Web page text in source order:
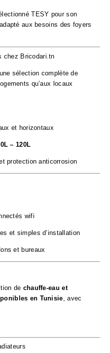
TESY pour son
aux besoins des foyers
chez Bricodari.tn
sélection complète de
qu’aux locaux
et horizontaux
– 120L
protection anticorrosion
wifi
et simples d’installation
et bureaux
de chauffe-eau et
en Tunisie , avec